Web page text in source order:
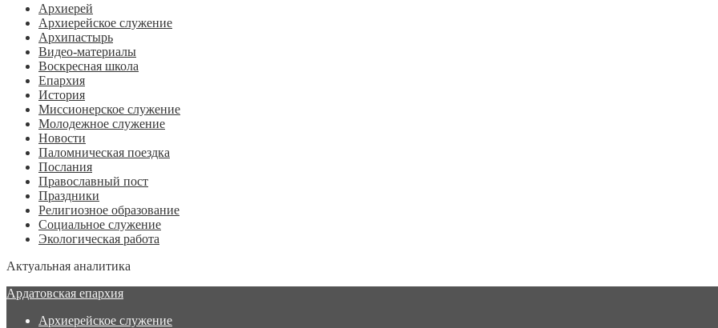
Архиерей
Архиерейское служение
Архипастырь
Видео-материалы
Воскресная школа
Епархия
История
Миссионерское служение
Молодежное служение
Новости
Паломническая поездка
Послания
Православный пост
Праздники
Религиозное образование
Социальное служение
Экологическая работа
Актуальная аналитика
Ардатовская епархия
Архиерейское служение